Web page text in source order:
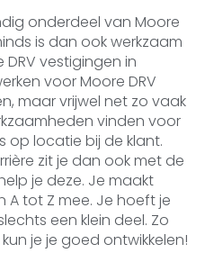
onderdeel van Moore
is dan ook werkzaam
vestigingen in
voor Moore DRV
maar vrijwel net zo vaak
vinden voor
op locatie bij de klant.
zit je dan ook met de
je deze. Je maakt
tot Z mee. Je hoeft je
een klein deel. Zo
je je goed ontwikkelen!